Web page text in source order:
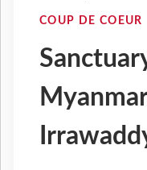
COUP DE COEUR